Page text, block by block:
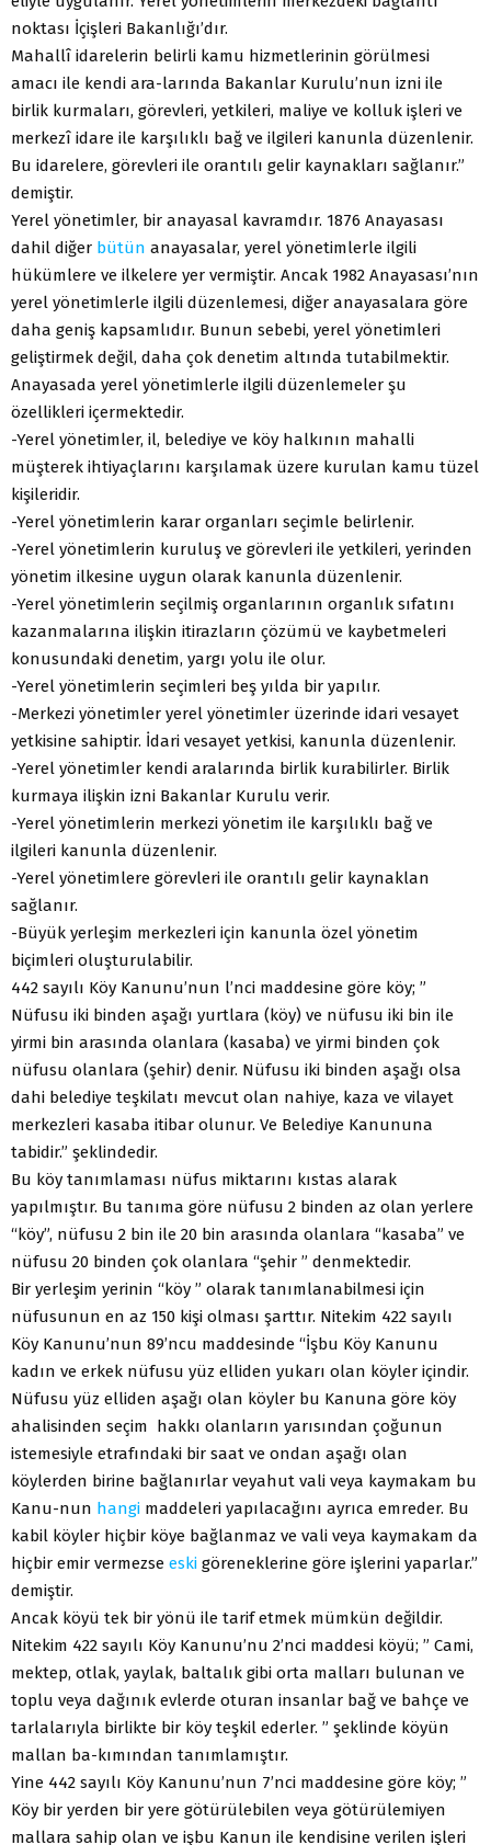
noktası İçişleri Bakanlığı’dır.
Mahallî idarelerin belirli kamu hizmetlerinin görülmesi
amacı ile kendi ara-larında Bakanlar Kurulu’nun izni ile
birlik kurmaları, görevleri, yetkileri, maliye ve kolluk işleri ve
merkezî idare ile karşılıklı bağ ve ilgileri kanunla düzenlenir.
Bu idarelere, görevleri ile orantılı gelir kaynakları sağlanır.”
demiştir.
Yerel yönetimler, bir anayasal kavramdır. 1876 Anayasası
dahil diğer bütün anayasalar, yerel yönetimlerle ilgili
hükümlere ve ilkelere yer vermiştir. Ancak 1982 Anayasası’nın
yerel yönetimlerle ilgili düzenlemesi, diğer anayasalara göre
daha geniş kapsamlıdır. Bunun sebebi, yerel yönetimleri
geliştirmek değil, daha çok denetim altında tutabilmektir.
Anayasada yerel yönetimlerle ilgili düzenlemeler şu
özellikleri içermektedir.
-Yerel yönetimler, il, belediye ve köy halkının mahalli
müşterek ihtiyaçlarını karşılamak üzere kurulan kamu tüzel
kişileridir.
-Yerel yönetimlerin karar organları seçimle belirlenir.
-Yerel yönetimlerin kuruluş ve görevleri ile yetkileri, yerinden
yönetim ilkesine uygun olarak kanunla düzenlenir.
-Yerel yönetimlerin seçilmiş organlarının organlık sıfatını
kazanmalarına ilişkin itirazların çözümü ve kaybetmeleri
konusundaki denetim, yargı yolu ile olur.
-Yerel yönetimlerin seçimleri beş yılda bir yapılır.
-Merkezi yönetimler yerel yönetimler üzerinde idari vesayet
yetkisine sahiptir. İdari vesayet yetkisi, kanunla düzenlenir.
-Yerel yönetimler kendi aralarında birlik kurabilirler. Birlik
kurmaya ilişkin izni Bakanlar Kurulu verir.
-Yerel yönetimlerin merkezi yönetim ile karşılıklı bağ ve
ilgileri kanunla düzenlenir.
-Yerel yönetimlere görevleri ile orantılı gelir kaynaklan
sağlanır.
-Büyük yerleşim merkezleri için kanunla özel yönetim
biçimleri oluşturulabilir.
442 sayılı Köy Kanunu’nun l’nci maddesine göre köy; ”
Nüfusu iki binden aşağı yurtlara (köy) ve nüfusu iki bin ile
yirmi bin arasında olanlara (kasaba) ve yirmi binden çok
nüfusu olanlara (şehir) denir. Nüfusu iki binden aşağı olsa
dahi belediye teşkilatı mevcut olan nahiye, kaza ve vilayet
merkezleri kasaba itibar olunur. Ve Belediye Kanununa
tabidir.” şeklindedir.
Bu köy tanımlaması nüfus miktarını kıstas alarak
yapılmıştır. Bu tanıma göre nüfusu 2 binden az olan yerlere
“köy”, nüfusu 2 bin ile 20 bin arasında olanlara “kasaba” ve
nüfusu 20 binden çok olanlara “şehir ” denmektedir.
Bir yerleşim yerinin “köy ” olarak tanımlanabilmesi için
nüfusunun en az 150 kişi olması şarttır. Nitekim 422 sayılı
Köy Kanunu’nun 89’ncu maddesinde “İşbu Köy Kanunu
kadın ve erkek nüfusu yüz elliden yukarı olan köyler içindir.
Nüfusu yüz elliden aşağı olan köyler bu Kanuna göre köy
ahalisinden seçim hakkı olanların yarısından çoğunun
istemesiyle etrafındaki bir saat ve ondan aşağı olan
köylerden birine bağlanırlar veyahut vali veya kaymakam bu
Kanu-nun hangi maddeleri yapılacağını ayrıca emreder. Bu
kabil köyler hiçbir köye bağlanmaz ve vali veya kaymakam da
hiçbir emir vermezse eski göreneklerine göre işlerini yaparlar.”
demiştir.
Ancak köyü tek bir yönü ile tarif etmek mümkün değildir.
Nitekim 422 sayılı Köy Kanunu’nu 2’nci maddesi köyü; ” Cami,
mektep, otlak, yaylak, baltalık gibi orta malları bulunan ve
toplu veya dağınık evlerde oturan insanlar bağ ve bahçe ve
tarlalarıyla birlikte bir köy teşkil ederler. ” şeklinde köyün
mallan ba-kımından tanımlamıştır.
Yine 442 sayılı Köy Kanunu’nun 7’nci maddesine göre köy; ”
Köy bir yerden bir yere götürülebilen veya götürülemiyen
mallara sahip olan ve işbu Kanun ile kendisine verilen işleri